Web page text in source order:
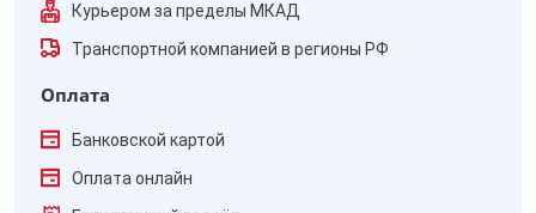
Курьером за пределы МКАД
Транспортной компанией в регионы РФ
Оплата
Банковской картой
Оплата онлайн